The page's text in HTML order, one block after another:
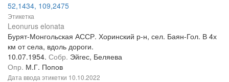
52,1434, 109,2475
Этикетка
Leonurus elonata
Бурят-Монгольская АССР. Хоринский р-н, сел. Баян-Гол. В 4х
км от села, вдоль дороги.
10.07.1954. Собр. Эйгес, Беляева
Опр. М.Г. Попов
Дата ввода этикетки 10.10.2022